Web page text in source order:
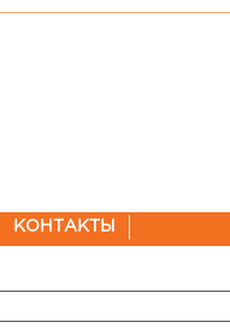
КОНТАКТЫ